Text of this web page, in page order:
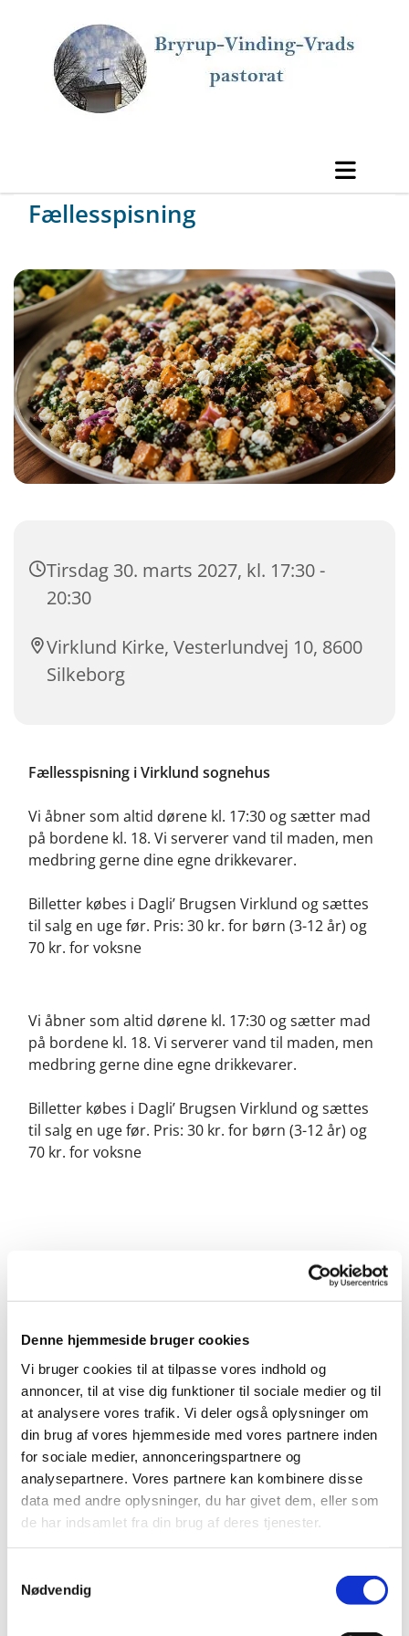
Denne hjemmeside bruger cookies
Vi bruger cookies til at tilpasse vores indhold og
annoncer, til at vise dig funktioner til sociale medier og til
at analysere vores trafik. Vi deler også oplysninger om
din brug af vores hjemmeside med vores partnere inden
for sociale medier, annonceringspartnere og
analysepartnere. Vores partnere kan kombinere disse
data med andre oplysninger, du har givet dem, eller som
de har indsamlet fra din brug af deres tjenester.
Nødvendig
Fællesspisning
Tirsdag 30. marts 2027, kl. 17:30 -
20:30
Virklund Kirke, Vesterlundvej 10, 8600
Silkeborg
Fællesspisning i Virklund sognehus
Vi åbner som altid dørene kl. 17:30 og sætter mad
på bordene kl. 18. Vi serverer vand til maden, men
medbring gerne dine egne drikkevarer.
Billetter købes i Dagli’ Brugsen Virklund og sættes
til salg en uge før. Pris: 30 kr. for børn (3-12 år) og
70 kr. for voksne
Vi åbner som altid dørene kl. 17:30 og sætter mad
på bordene kl. 18. Vi serverer vand til maden, men
medbring gerne dine egne drikkevarer.
Billetter købes i Dagli’ Brugsen Virklund og sættes
til salg en uge før. Pris: 30 kr. for børn (3-12 år) og
70 kr. for voksne
Du vil måske også kunne